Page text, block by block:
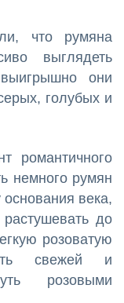
что румяна
выглядеть
они
голубых и
романтичного
немного румян
века,
до
розоватую
свежей и
розовыми